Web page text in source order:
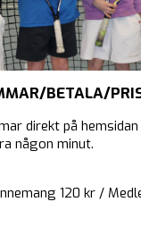
BETALA/
direkt på
någon minut.
120 kr /